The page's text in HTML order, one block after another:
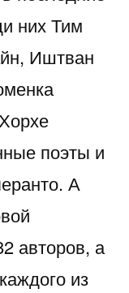
них Тим
Иштван
поэты и
А
авторов, а
из